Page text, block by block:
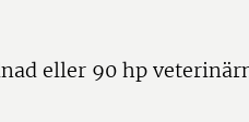
eller 90 hp